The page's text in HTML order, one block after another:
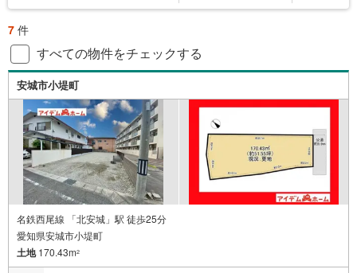
7 件
すべての物件をチェックする
安城市小堤町
名鉄西尾線 「北安城」駅 徒歩25分
愛知県安城市小堤町
土地170.43m2